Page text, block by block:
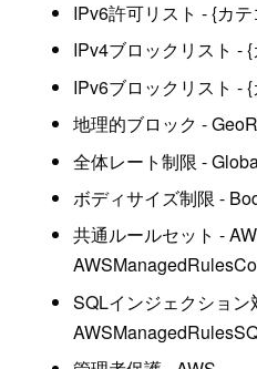
IPv6許可リスト - {カ
IPv4ブロックリスト -
IPv6ブロックリスト -
地理的ブロック -
全体レート制限 -
ボディサイズ制限 -
共通ルールセット -
SQLインジェクション